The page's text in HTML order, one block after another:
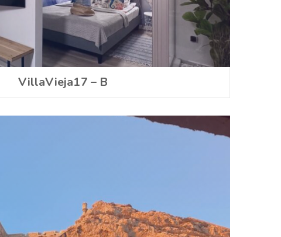
VillaVieja17 – B